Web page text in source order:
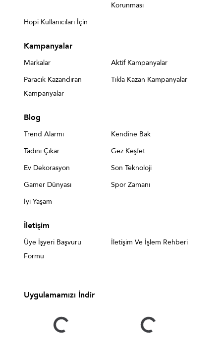
Korunması
Hopi Kullanıcıları İçin
Kampanyalar
Markalar
Aktif Kampanyalar
Paracık Kazandıran
Kampanyalar
Tıkla Kazan Kampanyalar
Blog
Trend Alarmı
Kendine Bak
Tadını Çıkar
Gez Keşfet
Ev Dekorasyon
Son Teknoloji
Gamer Dünyası
Spor Zamanı
İyi Yaşam
İletişim
Üye İşyeri Başvuru
Formu
İletişim Ve İşlem Rehberi
Uygulamamızı İndir